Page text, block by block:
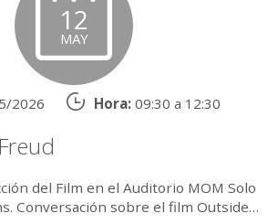
12
MAY
2026 Hora: 09:30 a 12:30
del Film en el Auditorio MOM Solo
Conversación sobre el film Outsider